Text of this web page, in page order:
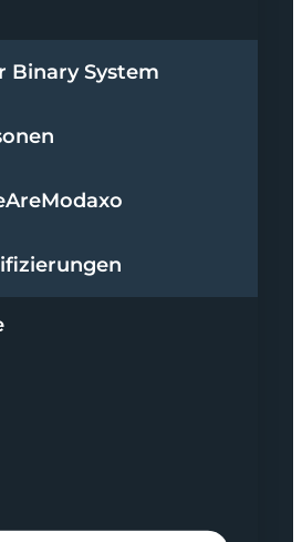
Binary System